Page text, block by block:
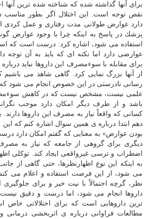
برای آنها گذاشته شده كه شناخته شده ترین آنها
نقص توجه است. این اختلال اگر بطور مناسب
دارد عوارض طولانی مدت رفتاری و عمل كردی
پزشك در پاسخ به اینكه چرا با وجود عوارض
استفاده می شود، اشاره كرد: درست است كه
عوارضی دارد اما نكته ای كه باید به آن
برای مقابله با سوءمصرف این داروها نباید
از آنها بزرگ نمایی كرد. گاهی شاهد می باشیم
رسانی نادرستی در این خصوص انجام می شود
علمی نیست، مشخص نیست كه در كاهش
باشد و از طرف دیگر امكان دارد موجب
كسانی كه واقعاً نیاز به مصرف این داروها دارند.
دهم ابتدا درباره ی همین سوال اشاره كنم كه این
بودن عوارض» به معنایی كه گفتم امكان دارد
دیگری برای گروهی از جامعه كه نیاز به مصرف
اضطراب و ترسی غیرواقعی ایجاد كند. توكلی
به اینكه این نوع اظهارنظرها، حتی گاهی از
می شود، از این فرصت استفاده و اعلام می كنم
نظر، گرچه احتمالاً با نیت خیر و برای
داروها انجام می شود، اما درست و دقیق نیست.
ترین داروهایی است كه برای اختلالاتی خاص
مطالعات فراوانی درباره ی اثربخشی درمانی